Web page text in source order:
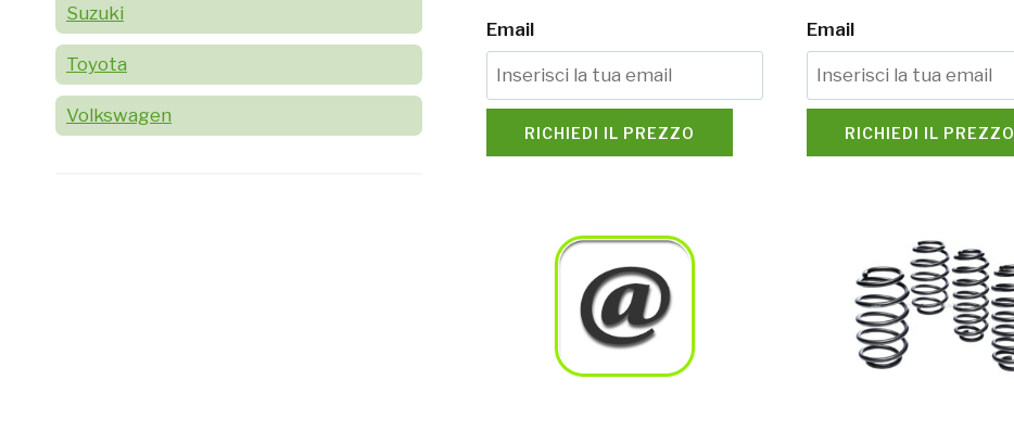
Email
RICHIEDI IL PREZZO
Email
RICHIEDI IL PREZZO
Suzuki
Toyota
Volkswagen